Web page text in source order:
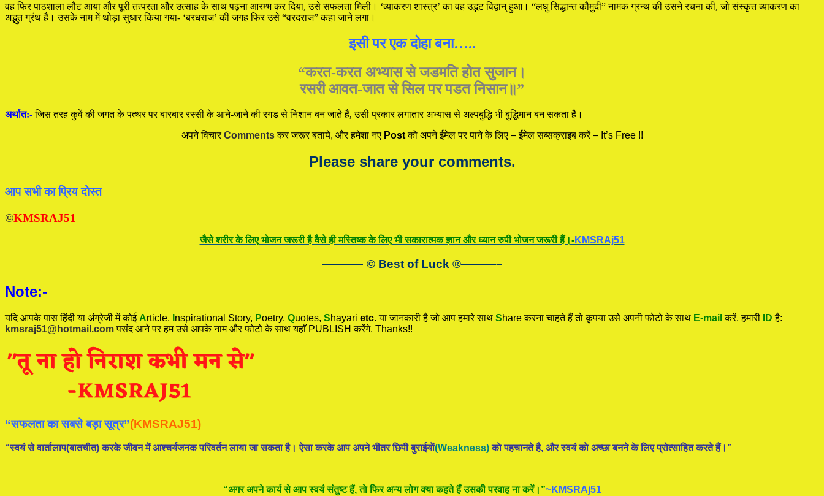
वह फिर पाठशाला लौट आया और पूरी तत्परता और उत्साह के साथ पढ़ना आरम्भ कर दिया, उसे सफलता मिली। ‘व्याकरण शास्त्र’ का वह उद्भट विद्वान् हुआ। “लघु सिद्धान्त कौमुदी” नामक ग्रन्थ की उसने रचना की, जो संस्कृत व्याकरण का
अद्भुत ग्रंथ है। उसके नाम में थोड़ा सुधार किया गया- ‘बरधराज’ की जगह फिर उसे “वरदराज” कहा जाने लगा।
इसी पर एक दोहा बना…..
“करत-करत अभ्यास से जडमति होत सुजान।
रसरी आवत-जात से सिल पर पडत निसान॥”
अर्थात:- जिस तरह कुवें की जगत के पत्थर पर बारबार रस्सी के आने-जाने की रगड से निशान बन जाते हैं, उसी प्रकार लगातार अभ्यास से अल्पबुद्धि भी बुद्धिमान बन सकता है।
अपने विचारCommentsकर जरूर बताये, और हमेशा नए Postको अपने ईमेल पर पाने के लिए – ईमेल सब्सक्राइब करें – It’s Free !!
Please share your comments.
आप सभी का प्रिय दोस्त
©KMSRAJ51
जैसे शरीर के लिए भोजन जरूरी है वैसे ही मस्तिष्क के लिए भी सकारात्मक ज्ञान और ध्यान रुपी भोजन जरूरी हैं।-KMSRAj51
———– © Best of Luck ®———–
Note:-
यदि आपके पास हिंदी या अंग्रेजी में कोईArticle, nspirational Story, Poetry, Quotes, Shayari etc.या जानकारी है जो आप हमारे साथ Share करना चाहते हैं तो कृपया उसे अपनी फोटो के साथ E-mail करें. हमारी IDहै:
kmsraj51@hotmail.comपसंद आने पर हम उसे आपके नाम और फोटो के साथ यहाँ PUBLISH करेंगे. Thanks!!
“सफलता का सबसे बड़ा सूत्र”(KMSRAJ51)
“स्वयं से वार्तालाप(बातचीत) करके जीवन में आश्चर्यजनक परिवर्तन लाया जा सकता है। ऐसा करके आप अपने भीतर छिपी बुराईयाें(Weakness)काे पहचानते है, और स्वयं काे अच्छा बनने के लिए प्रोत्साहित करते हैं।”
“अगर अपने कार्य से आप स्वयं संतुष्ट हैं, ताे फिर अन्य लोग क्या कहते हैं उसकी परवाह ना करें।”~KMSRAj51